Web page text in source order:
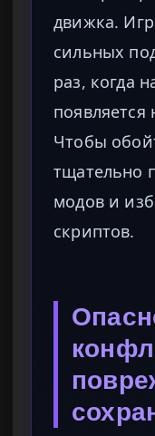
движка.
сильных
раз, когда
Чтобы
тщательно
модов и
скриптов.